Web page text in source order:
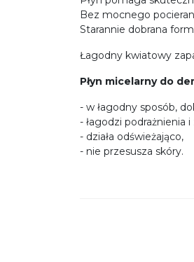
Bez mocnego
Starannie dobrana
Łagodny kwiatowy
Płyn micelarny do
- w łagodny sposób,
- łagodzi podrażnienia
- działa odświeżająco,
- nie przesusza skóry.